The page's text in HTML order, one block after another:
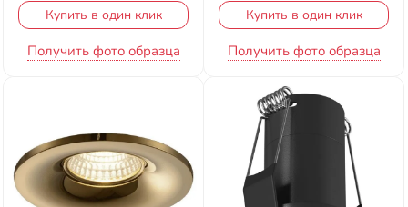
Купить в один клик
Получить фото образца
Купить в один клик
Получить фото образца